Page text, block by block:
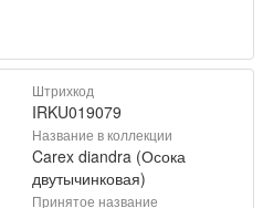
Штрихкод
IRKU019079
Название в коллекции
Carex diandra (Осока
двутычинковая)
Принятое название